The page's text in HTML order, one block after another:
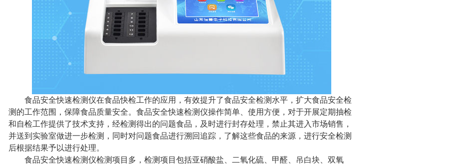
食品安全快速检测仪在食品快检工作的应用，有效提升了食品安全检测水平，扩大食品安全检
测的工作范围，保障食品质量安全。食品安全快速检测仪操作简单、使用方便，对于开展定期抽检
和自检工作提供了技术支持，经检测得出的问题食品，及时进行封存处理，禁止其进入市场销售，
并送到实验室做进一步检测，同时对问题食品进行溯回追踪，了解这些食品的来源，进行安全检测
后根据结果予以进行处理。
食品安全快速检测仪检测项目多，检测项目包括亚硝酸盐、二氧化硫、甲醛、吊白块、双氧